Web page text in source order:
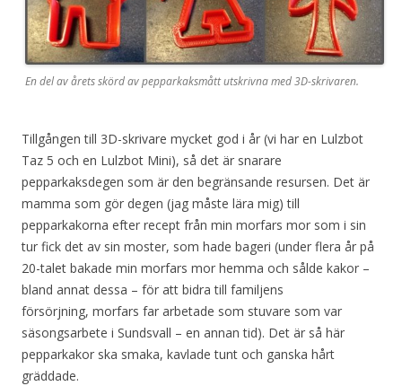
En del av årets skörd av pepparkaksmått utskrivna med 3D-skrivaren.
Tillgången till 3D-skrivare mycket god i år (vi har en Lulzbot
Taz 5 och en Lulzbot Mini), så det är snarare
pepparkaksdegen som är den begränsande resursen. Det är
mamma som gör degen (jag måste lära mig) till
pepparkakorna efter recept från min morfars mor som i sin
tur fick det av sin moster, som hade bageri (under flera år på
20-talet bakade min morfars mor hemma och sålde kakor –
bland annat dessa – för att bidra till familjens
försörjning, morfars far arbetade som stuvare som var
säsongsarbete i Sundsvall – en annan tid). Det är så här
pepparkakor ska smaka, kavlade tunt och ganska hårt
gräddade.